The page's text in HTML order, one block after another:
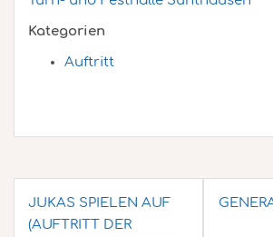
Kategorien
Auftritt
JUKAS SPIELEN AUF
(AUFTRITT DER